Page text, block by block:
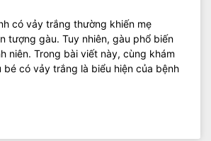
có vảy trắng thường khiến mẹ
tượng gàu. Tuy nhiên, gàu phổ biến
niên. Trong bài viết này, cùng khám
bé có vảy trắng là biểu hiện của bệnh